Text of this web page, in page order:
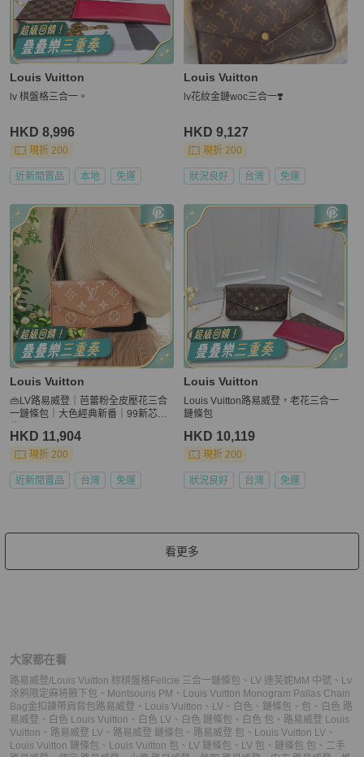
Louis Vuitton
lv 棋盤格三合一。
HKD 8,996
現折 200
近新閒置品 本地 免運
Louis Vuitton
lv花紋金鏈woc三合一❣️
HKD 9,127
現折 200
狀況良好 台灣 免運
Louis Vuitton
👜LV路易威登｜芭蕾粉全皮壓花三合
一鏈條包｜大色經典新番｜99新芯片
HKD 11,904
現折 200
近新閒置品 台灣 免運
Louis Vuitton
Louis Vuitton路易威登，老花三合一
鏈條包
HKD 10,119
現折 200
狀況良好 台灣 免運
看更多
大家都在看
路易威登/Louis Vuitton 棕棋盤格Felicie 三合一鏈條包 、 LV 達芙妮MM 中號 、 Lv
涂鸦限定麻将腋下包 、 Montsouris PM 、 Louis Vuitton Monogram Pallas Chain
Bag金扣鍊帶肩背包 路易威登 、 Louis Vuitton 、 LV 、 白色 、 鏈條包 、 包 、 白色 路
易威登 、 白色 Louis Vuitton 、 白色 LV 、 白色 鏈條包 、 白色 包 、 路易威登 Louis
Vuitton 、 路易威登 LV 、 路易威登 鏈條包 、 路易威登 包 、 Louis Vuitton LV 、
Louis Vuitton 鏈條包 、 Louis Vuitton 包 、 LV 鏈條包 、 LV 包 、 鏈條包 包 、 二手